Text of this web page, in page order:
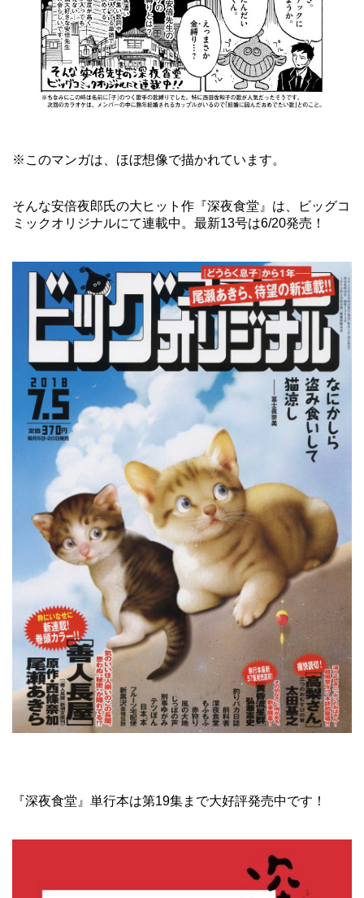
※このマンガは、ほぼ想像で描かれています。
そんな安倍夜郎氏の大ヒット作『深夜食堂』は、ビッグコ
ミックオリジナルにて連載中。最新13号は6/20発売！
『深夜食堂』単行本は第19集まで大好評発売中です！